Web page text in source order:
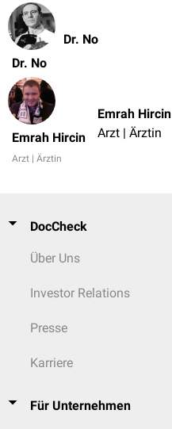
Dr. No
Dr. No
Emrah Hircin
Arzt | Ärztin
Emrah Hircin
Arzt | Ärztin
DocCheck
Über Uns
Investor Relations
Presse
Karriere
Für Unternehmen